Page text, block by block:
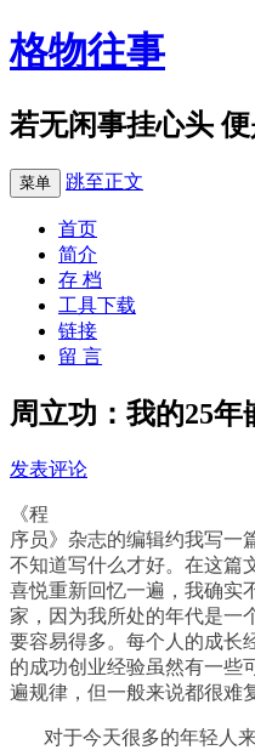
格物往事
若无闲事挂心头
菜单 跳至正文
首页
简介
存 档
工具下载
链接
留 言
周立功：我的25年
发表评论
《程
序员》杂志的编辑约我写一
不知道写什么才好。在这篇
喜悦重新回忆一遍，我确实
家，因为我所处的年代是一
要容易得多。每个人的成长
的成功创业经验虽然有一些
遍规律，但一般来说都很难
对于今天很多的年轻人